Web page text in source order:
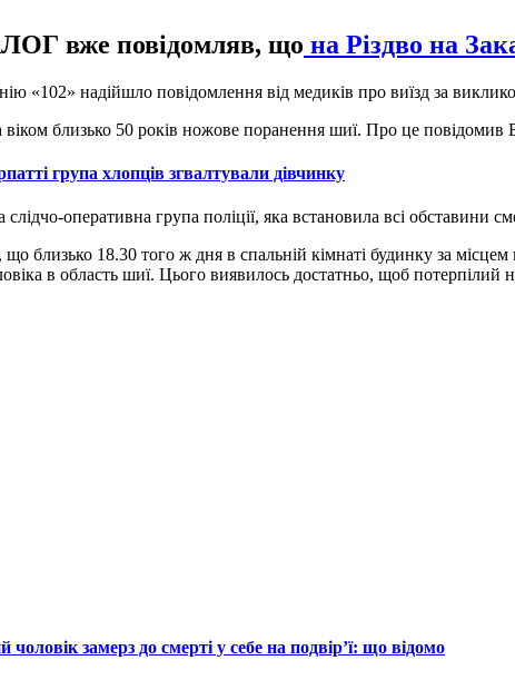
вже повідомляв, що на Різдво на
«102» надійшло повідомлення від медиків про виїзд за
близько 50 років ножове поранення шиї. Про це повідомив
група хлопців згвалтували дівчинку
оперативна група поліції, яка встановила всі обставини
що близько 18.30 того ж дня в спальній кімнаті будинку за
в область шиї. Цього виявилось достатньо, щоб потерпілий
чоловік замерз до смерті у себе на подвір’ї: що відомо